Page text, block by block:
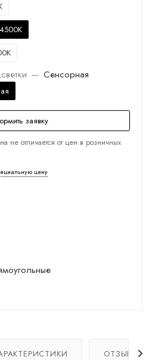
— Сенсорная
заявку
не отличается от цен в розничных
цену
ОТЗЫВЫ